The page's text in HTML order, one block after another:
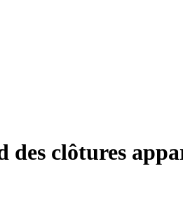
des clôtures